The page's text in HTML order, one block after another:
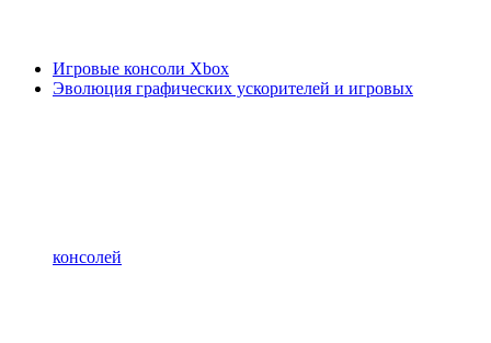
Игровые консоли Xbox
Эволюция графических ускорителей и игровых
консолей